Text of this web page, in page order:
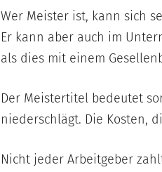
Wer Meister ist, kann sich
Er kann aber auch im
als dies mit einem
Der Meistertitel bedeutet
niederschlägt. Die Kosten,
Nicht jeder Arbeitgeber